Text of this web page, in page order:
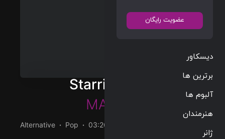
عضویت رایگان
دیسکاور
برترین ها
آلبوم ها
هنرمندان
ژانر
Starring Role
MARINA
Alternative Pop 03:26